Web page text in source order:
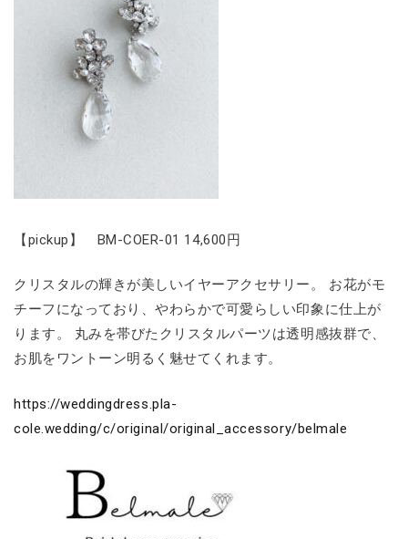
【pickup】 BM-COER-01 14,600円
クリスタルの輝きが美しいイヤーアクセサリー。 お花がモ
チーフになっており、やわらかで可愛らしい印象に仕上が
ります。 丸みを帯びたクリスタルパーツは透明感抜群で、
お肌をワントーン明るく魅せてくれます。
https://weddingdress.pla-
cole.wedding/c/original/original_accessory/belmale